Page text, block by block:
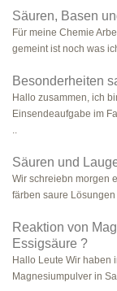
Säuren, Basen
Für meine Chemie
gemeint ist noch was
Besonderheiten
Hallo zusammen, ich
Einsendeaufgabe im
..
Säuren und
Wir schreiebn morgen
färben saure
Reaktion von
Essigsäure ?
Hallo Leute Wir haben
Magnesiumpulver in